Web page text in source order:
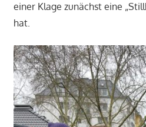
einer Klage zunächst eine
hat.